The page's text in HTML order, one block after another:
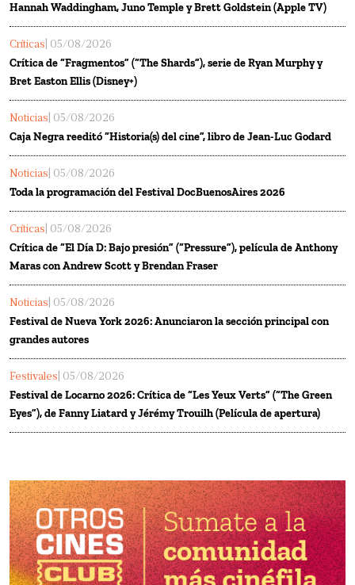
Hannah Waddingham, Juno Temple y Brett Goldstein (Apple TV)
Críticas | 05/08/2026
Crítica de “Fragmentos” (“The Shards”), serie de Ryan Murphy y
Bret Easton Ellis (Disney+)
Noticias | 05/08/2026
Caja Negra reeditó “Historia(s) del cine”, libro de Jean-Luc Godard
Noticias | 05/08/2026
Toda la programación del Festival DocBuenosAires 2026
Críticas | 05/08/2026
Crítica de “El Día D: Bajo presión” (“Pressure”), película de Anthony
Maras con Andrew Scott y Brendan Fraser
Noticias | 05/08/2026
Festival de Nueva York 2026: Anunciaron la sección principal con
grandes autores
Festivales | 05/08/2026
Festival de Locarno 2026: Crítica de “Les Yeux Verts” (“The Green
Eyes”), de Fanny Liatard y Jérémy Trouilh (Película de apertura)